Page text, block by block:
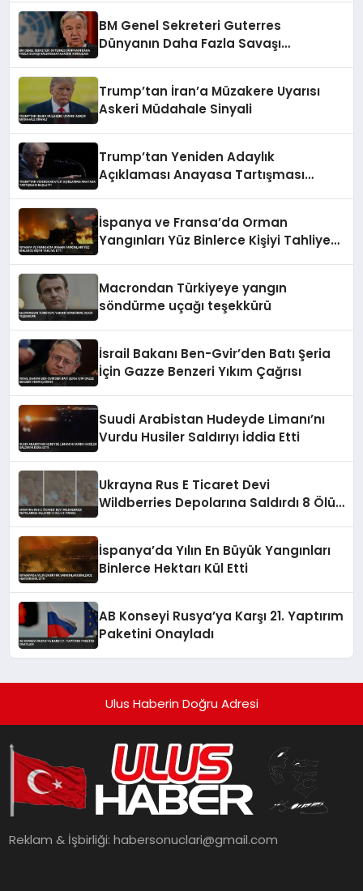
BM Genel Sekreteri Guterres
Dünyanın Daha Fazla Savaşı
Trump’tan İran’a Müzakere Uyarısı
Askeri Müdahale Sinyali
Trump’tan Yeniden Adaylık
Açıklaması Anayasa Tartışması
İspanya ve Fransa’da Orman
Yangınları Yüz Binlerce Kişiyi Tahliye
Macrondan Türkiyeye yangın
söndürme uçağı teşekkürü
İsrail Bakanı Ben-Gvir’den Batı Şeria
İçin Gazze Benzeri Yıkım Çağrısı
Suudi Arabistan Hudeyde Limanı’nı
Vurdu Husiler Saldırıyı İddia Etti
Ukrayna Rus E Ticaret Devi
Wildberries Depolarına Saldırdı 8 Ölü
İspanya’da Yılın En Büyük Yangınları
Binlerce Hektarı Kül Etti
AB Konseyi Rusya’ya Karşı 21. Yaptırım
Paketini Onayladı
Ulus Haberin Doğru Adresi
Reklam & İşbirliği:habersonuclari@gmail.com